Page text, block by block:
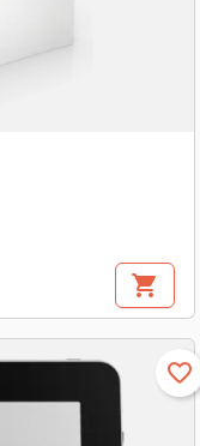
shopping_cart
favorite_border